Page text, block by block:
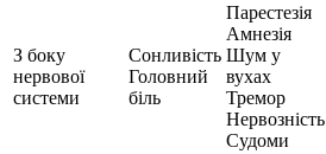
З боку
нервової
системи
Сонливість
Головний
біль
Парестезія
Амнезія
Шум у
вухах
Тремор
Нервозність
Судоми